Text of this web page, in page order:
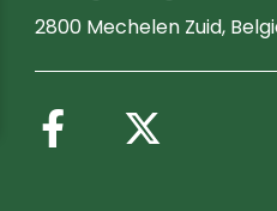
2800 Mechelen Zuid,
Volg ons